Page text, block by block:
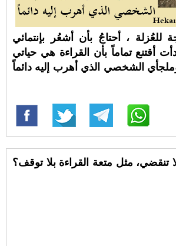
للعُزلة ، أحتاجُ بأن أشعُر بإنتمائي
أقتنع تماماً بأن القراءة هي حياتي
الشخصي الذي أهرب إليه دائماً
تنقضي، مثل متعة القراءة بلا توقف؟